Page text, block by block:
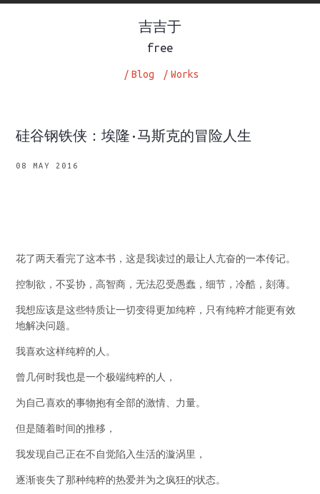
吉吉于
free
Blog
/ Works
/
硅谷钢铁侠：埃隆·马斯克的冒险人生
08 MAY 2016
花了两天看完了这本书，这是我读过的最让人亢奋的一本传记。
控制欲，不妥协，高智商，无法忍受愚蠢，细节，冷酷，刻薄。
我想应该是这些特质让一切变得更加纯粹，只有纯粹才能更有效
地解决问题。
我喜欢这样纯粹的人。
曾几何时我也是一个极端纯粹的人，
为自己喜欢的事物抱有全部的激情、力量。
但是随着时间的推移，
我发现自己正在不自觉陷入生活的漩涡里，
逐渐丧失了那种纯粹的热爱并为之疯狂的状态。